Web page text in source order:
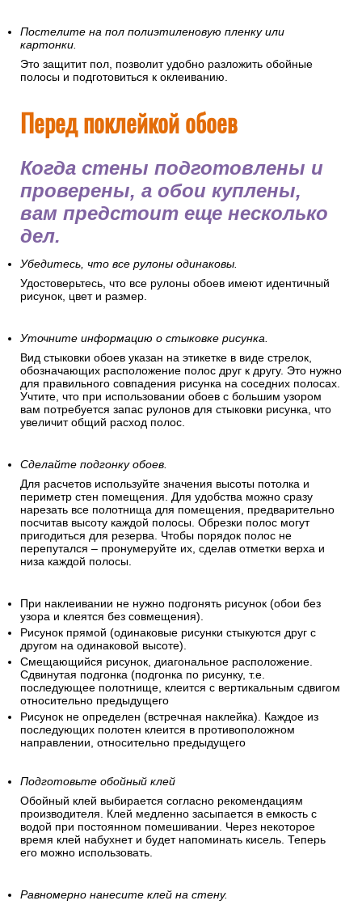
Постелите на пол полиэтиленовую пленку или
картонки.
Это защитит пол, позволит удобно разложить обойные
полосы и подготовиться к оклеиванию.
Перед поклейкой обоев
Когда стены подготовлены и
проверены, а обои куплены,
вам предстоит еще несколько
дел.
Убедитесь, что все рулоны одинаковы.
Удостоверьтесь, что все рулоны обоев имеют идентичный
рисунок, цвет и размер.
Уточните информацию о стыковке рисунка.
Вид стыковки обоев указан на этикетке в виде стрелок,
обозначающих расположение полос друг к другу. Это нужно
для правильного совпадения рисунка на соседних полосах.
Учтите, что при использовании обоев с большим узором
вам потребуется запас рулонов для стыковки рисунка, что
увеличит общий расход полос.
Сделайте подгонку обоев.
Для расчетов используйте значения высоты потолка и
периметр стен помещения. Для удобства можно сразу
нарезать все полотнища для помещения, предварительно
посчитав высоту каждой полосы. Обрезки полос могут
пригодиться для резерва. Чтобы порядок полос не
перепутался – пронумеруйте их, сделав отметки верха и
низа каждой полосы.
При наклеивании не нужно подгонять рисунок (обои без
узора и клеятся без совмещения).
Рисунок прямой (одинаковые рисунки стыкуются друг с
другом на одинаковой высоте).
Смещающийся рисунок, диагональное расположение.
Сдвинутая подгонка (подгонка по рисунку, т.е.
последующее полотнище, клеится с вертикальным сдвигом
относительно предыдущего
Рисунок не определен (встречная наклейка). Каждое из
последующих полотен клеится в противоположном
направлении, относительно предыдущего
Подготовьте обойный клей
Обойный клей выбирается согласно рекомендациям
производителя. Клей медленно засыпается в емкость с
водой при постоянном помешивании. Через некоторое
время клей набухнет и будет напоминать кисель. Теперь
его можно использовать.
Равномерно нанесите клей на стену.